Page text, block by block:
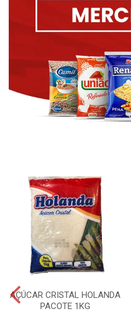
AÇÚCAR CRISTAL HOLANDA
PACOTE 1KG